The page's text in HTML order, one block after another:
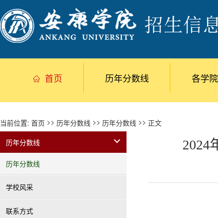
首页 历年分数线 各学
当前位置: 首页 >> 历年分数线 >> 历年分数线 >> 正文
历年分数线
历年分数线
学校风采
联系方式
2024